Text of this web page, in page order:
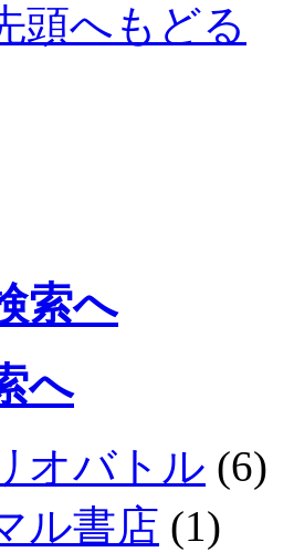
頭へもどる
索へ
へ
オバトル (6)
ル書店 (1)